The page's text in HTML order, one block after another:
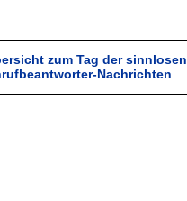
zum Tag der sinnlosen
Nachrichten